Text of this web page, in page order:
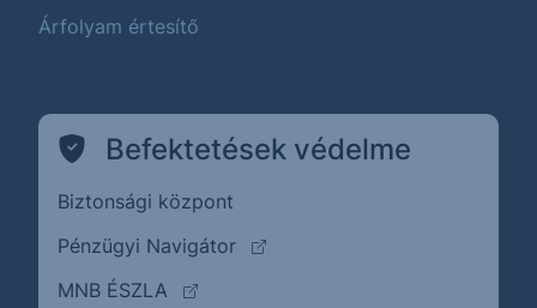
Árfolyam értesítő
Befektetések védelme
Biztonsági központ
Pénzügyi Navigátor
(külső oldalra ugrik)
MNB ÉSZLA
(külső oldalra ugrik)